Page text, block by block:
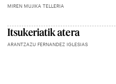
MIREN MUJIKA TELLERIA
Itsukeriatik atera
ARANTZAZU FERNANDEZ IGLESIAS